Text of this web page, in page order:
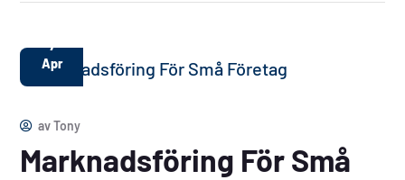
7
Apr
avTony
Marknadsföring För Små